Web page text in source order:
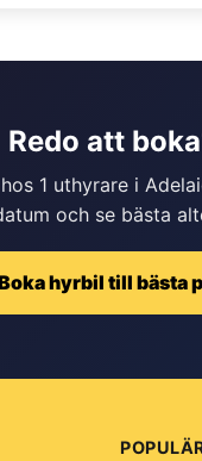
Redo att
1 uthyrare i
och se bästa
hyrbil till bästa